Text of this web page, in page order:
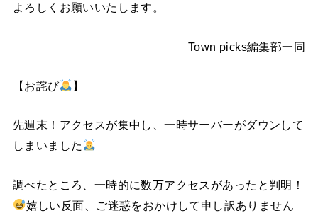
よろしくお願いいたします。
Town picks編集部一同
【お詫び 】
先週末！アクセスが集中し、一時サーバーがダウンして
しまいました
調べたところ、一時的に数万アクセスがあったと判明！
嬉しい反面、ご迷惑をおかけして申し訳ありません